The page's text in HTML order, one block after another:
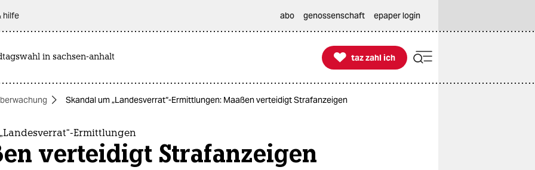
hilfe abo genossenschaft epaper login
in sachsen-anhalt 
taz zahl ich
taz zahl ich
Skandal um „Landesverrat“-Ermittlungen: Maaßen verteidigt Strafanzeigen
Ermittlungen
verteidigt Strafanzeigen